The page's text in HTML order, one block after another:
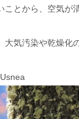
ことから、空気が
大気汚染や乾燥化